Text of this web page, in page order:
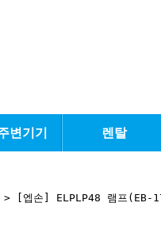
변기기 렌탈
> [엡손] ELPLP48 램프(EB-